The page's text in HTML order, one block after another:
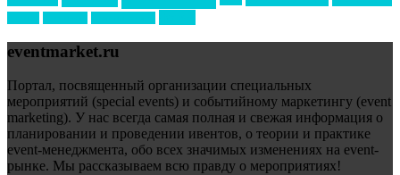
eventmarket.ru
Портал, посвященный организации специальных
мероприятий (special events) и событийному маркетингу (event
marketing). У нас всегда самая полная и свежая информация о
планировании и проведении ивентов, о теории и практике
event-менеджмента, обо всех значимых изменениях на event-
рынке. Мы рассказываем всю правду о мероприятиях!